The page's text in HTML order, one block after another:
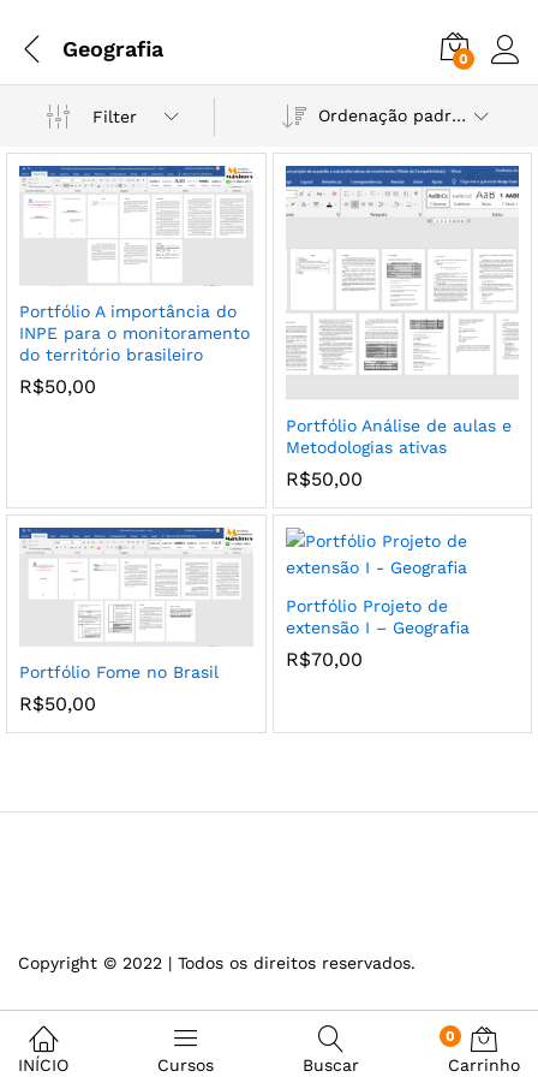
Geografia 0
Filter Ordenação padrão
Portfólio A importância do
INPE para o monitoramento
do território brasileiro
R$50,00
Portfólio Análise de aulas e
Metodologias ativas
R$50,00
Portfólio Fome no Brasil
R$50,00
Portfólio Projeto de
extensão I – Geografia
R$70,00
Copyright © 2022 | Todos os direitos reservados.
INÍCIO Cursos Buscar
0
Carrinho